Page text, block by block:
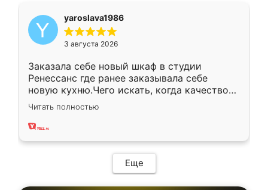
yaroslava1986
3 августа 2026
Заказала себе новый шкаф в студии
Ренессанс где ранее заказывала себе
новую кухню.Чего искать, когда качеством
вполне довольна. Служит кухня уже почти
два года, нареканий нет.
Читать полностью
Еще